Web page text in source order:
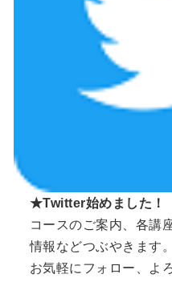
★Twitter始めました！
コースのご案内、各講
情報などつぶやきます。
お気軽にフォロー、よ